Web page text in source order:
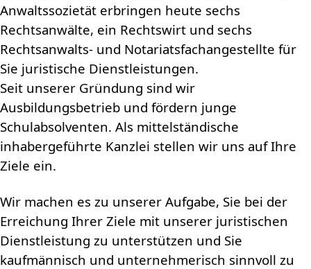
Anwaltssozietät erbringen heute sechs
Rechtsanwälte, ein Rechtswirt und sechs
Rechtsanwalts- und Notariatsfachangestellte für
Sie juristische Dienstleistungen.
Seit unserer Gründung sind wir
Ausbildungsbetrieb und fördern junge
Schulabsolventen. Als mittelständische
inhabergeführte Kanzlei stellen wir uns auf Ihre
Ziele ein.
Wir machen es zu unserer Aufgabe, Sie bei der
Erreichung Ihrer Ziele mit unserer juristischen
Dienstleistung zu unterstützen und Sie
kaufmännisch und unternehmerisch sinnvoll zu